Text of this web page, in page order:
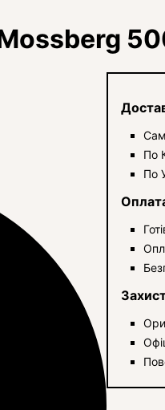
По
По